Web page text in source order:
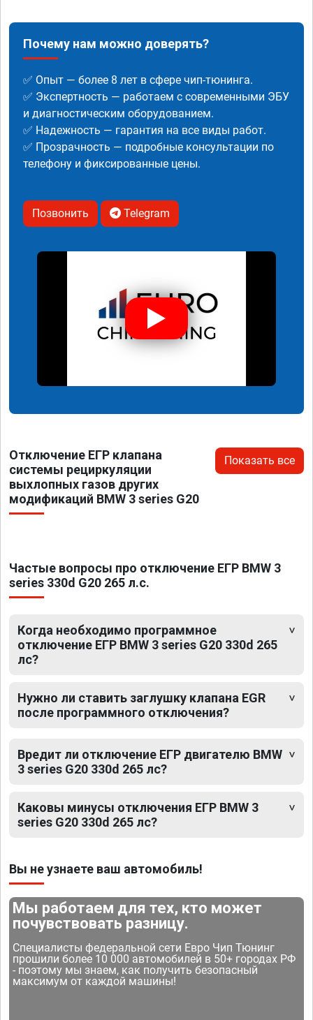
Почему нам можно доверять?
✅ Опыт — более 8 лет в сфере чип-тюнинга.
✅ Экспертность — работаем с современными ЭБУ
и диагностическим оборудованием.
✅ Надежность — гарантия на все виды работ.
✅ Прозрачность — подробные консультации по
телефону и фиксированные цены.
Позвонить Telegram
Отключение ЕГР клапана
системы рециркуляции
выхлопных газов других
модификаций BMW 3 series G20
Показать все
Частые вопросы про отключение ЕГР BMW 3
series 330d G20 265 л.с.
Когда необходимо программное
отключение ЕГР BMW 3 series G20 330d 265
лс?
Нужно ли ставить заглушку клапана EGR
после программного отключения?
Вредит ли отключение ЕГР двигателю BMW
3 series G20 330d 265 лс?
Каковы минусы отключения ЕГР BMW 3
series G20 330d 265 лс?
Вы не узнаете ваш автомобиль!
Мы работаем для тех, кто может
почувствовать разницу.
Специалисты федеральной сети Евро Чип Тюнинг
прошили более 10 000 автомобилей в 50+ городах РФ
- поэтому мы знаем, как получить безопасный
максимум от каждой машины!